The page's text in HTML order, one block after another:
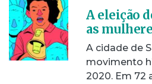
A eleição
as
A cidade de
movimento
2020. Em 72